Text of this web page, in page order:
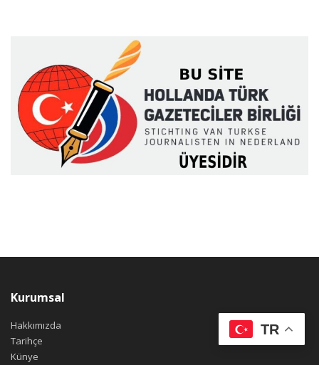
Kurumsal
Hakkımızda
Tarihçe
Künye
TR